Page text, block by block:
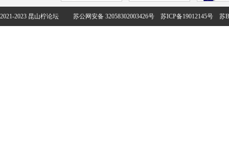
2021-2023 昆山柠论坛 苏公网安备 32058302003426号 苏ICP备19012145号 苏